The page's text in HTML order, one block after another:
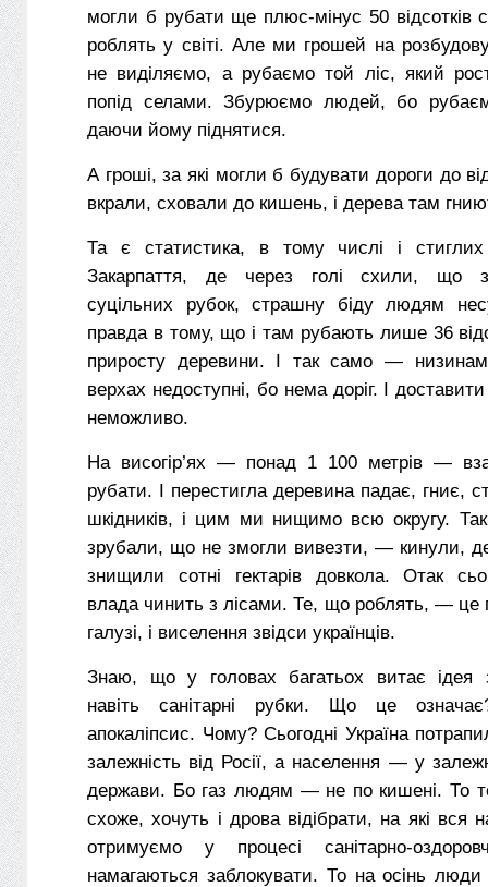
могли б рубати ще плюс-мінус 50 відсотків
роблять у світі. Але ми грошей на
не виділяємо, а рубаємо той ліс, який
попід селами. Збурюємо людей, бо
даючи йому піднятися.
А гроші, за які могли б будувати дороги до
вкрали, сховали до кишень, і дерева там
Та є статистика, в тому числі і стиглих
Закарпаття, де через голі схили, що
суцільних рубок, страшну біду людям
правда в тому, що і там рубають лише 36
приросту деревини. І так само —
верхах недоступні, бо нема доріг. І
неможливо.
На висогір’ях — понад 1 100 метрів —
рубати. І перестигла деревина падає, гниє,
шкідників, і цим ми нищимо всю округу.
зрубали, що не змогли вивезти, — кинули,
знищили сотні гектарів довкола. Отак
влада чинить з лісами. Те, що роблять, — це
галузі, і виселення звідси українців.
Знаю, що у головах багатьох витає ідея
навіть санітарні рубки. Що це
апокаліпсис. Чому? Сьогодні Україна
залежність від Росії, а населення — у
держави. Бо газ людям — не по кишені. То
схоже, хочуть і дрова відібрати, на які вся
отримуємо у процесі санітарно-
намагаються заблокувати. То на осінь